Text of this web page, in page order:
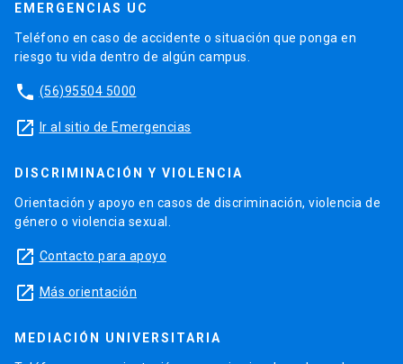
EMERGENCIAS UC
Teléfono en caso de accidente o situación que ponga en
riesgo tu vida dentro de algún campus.
phone (56)95504 5000
launch Ir al sitio de Emergencias
DISCRIMINACIÓN Y VIOLENCIA
Orientación y apoyo en casos de discriminación, violencia de
género o violencia sexual.
launch Contacto para apoyo
launch Más orientación
MEDIACIÓN UNIVERSITARIA